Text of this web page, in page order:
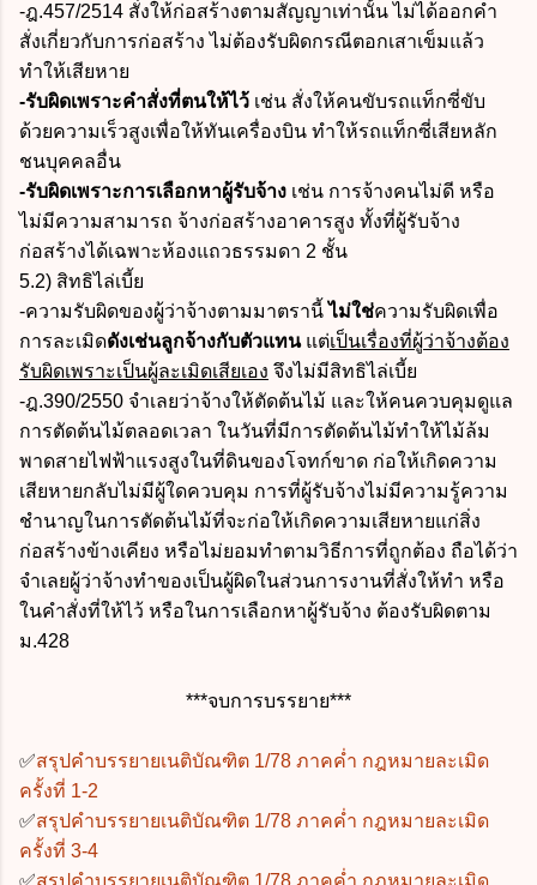
-ฎ.457/2514 สั่งให้ก่อสร้างตามสัญญาเท่านั้น ไม่ได้ออกคำ
สั่งเกี่ยวกับการก่อสร้าง ไม่ต้องรับผิดกรณีตอกเสาเข็มแล้ว
ทำให้เสียหาย
-รับผิดเพราะคำสั่งที่ตนให้ไว้ เช่น สั่งให้คนขับรถแท็กซี่ขับ
ด้วยความเร็วสูงเพื่อให้ทันเครื่องบิน ทำให้รถแท็กซี่เสียหลัก
ชนบุคคลอื่น
-รับผิดเพราะการเลือกหาผู้รับจ้าง เช่น การจ้างคนไม่ดี หรือ
ไม่มีความสามารถ จ้างก่อสร้างอาคารสูง ทั้งที่ผู้รับจ้าง
ก่อสร้างได้เฉพาะห้องแถวธรรมดา 2 ชั้น
5.2) สิทธิไล่เบี้ย
-ความรับผิดของผู้ว่าจ้างตามมาตรานี้ไม่ใช่ความรับผิดเพื่อ
การละเมิดดังเช่นลูกจ้างกับตัวแทน แต่เป็นเรื่องที่ผู้ว่าจ้างต้อง
รับผิดเพราะเป็นผู้ละเมิดเสียเอง จึงไม่มีสิทธิไล่เบี้ย
-ฎ.390/2550 จำเลยว่าจ้างให้ตัดต้นไม้ และให้คนควบคุมดูแล
การตัดต้นไม้ตลอดเวลา ในวันที่มีการตัดต้นไม้ทำให้ไม้ล้ม
พาดสายไฟฟ้าแรงสูงในที่ดินของโจทก์ขาด ก่อให้เกิดความ
เสียหายกลับไม่มีผู้ใดควบคุม การที่ผู้รับจ้างไม่มีความรู้ความ
ชำนาญในการตัดต้นไม้ที่จะก่อให้เกิดความเสียหายแก่สิ่ง
ก่อสร้างข้างเคียง หรือไม่ยอมทำตามวิธีการที่ถูกต้อง ถือได้ว่า
จำเลยผู้ว่าจ้างทำของเป็นผู้ผิดในส่วนการงานที่สั่งให้ทำ หรือ
ในคำสั่งที่ให้ไว้ หรือในการเลือกหาผู้รับจ้าง ต้องรับผิดตาม
ม.428
***จบการบรรยาย***
✅สรุปคำบรรยายเนติบัณฑิต 1/78 ภาคค่ำ กฎหมายละเมิด
ครั้งที่ 1-2
✅สรุปคำบรรยายเนติบัณฑิต 1/78 ภาคค่ำ กฎหมายละเมิด
ครั้งที่ 3-4
✅สรุปคำบรรยายเนติบัณฑิต 1/78 ภาคค่ำ กฎหมายละเมิด